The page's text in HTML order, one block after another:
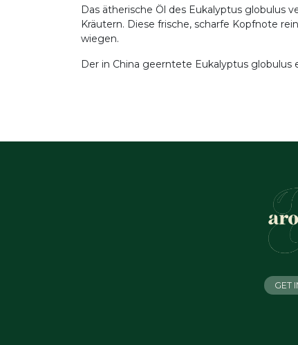
Das ätherische Öl des Eukalyptus
Kräutern. Diese frische, scharfe Kopfnote
wiegen.
Der in China geerntete Eukalyptus
GET